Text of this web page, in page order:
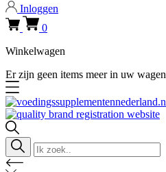
Inloggen
0
Winkelwagen
Er zijn geen items meer in uw wagen